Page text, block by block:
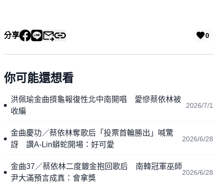
分享 0
你可能還想看
洪佩瑜金曲摃龜報復性北中南開唱 愛慘蔡依林被
收編
2026/7/1
金曲慶功／蔡依林奪歌后「投票首輪勝出」喊驚
訝 讚A-Lin蟒蛇開場：好可愛
2026/6/28
金曲37／蔡依林二度鍍金抱回歌后 南韓冠軍巫師
尹大滿預言成真：會拿獎
2026/6/28